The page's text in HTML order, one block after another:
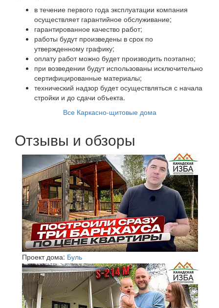
в течение первого года эксплуатации компания
осуществляет гарантийное обслуживание;
гарантированное качество работ;
работы будут произведены в срок по
утвержденному графику;
оплату работ можно будет производить поэтапно;
при возведении будут использованы исключительно
сертифицированные материалы;
технический надзор будет осуществляться с начала
стройки и до сдачи объекта.
Все Каркасно-щитовые дома
Отзывы и обзоры
Проект дома: Буль